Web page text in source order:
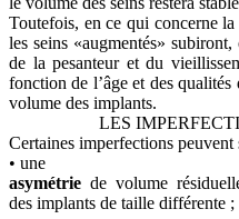
Toutefois, en ce qui concerne
les seins «augmentés»
de la pesanteur et du
fonction de l’âge et des
volume des implants.
LES
Certaines imperfections
• une
asymétrie de volume
des implants de taille différente ;